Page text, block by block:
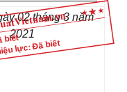
biếtlực: Đã biết
02tháng3 năm
2021